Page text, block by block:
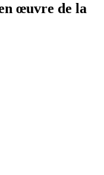
œuvre de la